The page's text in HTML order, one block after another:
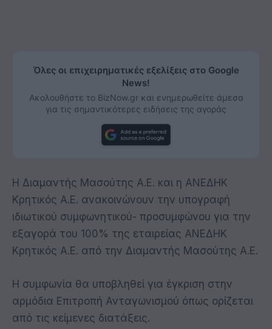
Όλες οι επιχειρηματικές εξελίξεις στο Google
News!
Ακολουθήστε το BizNow.gr και ενημερωθείτε άμεσα
για τις σημαντικότερες ειδήσεις της αγοράς
Η Διαμαντής Μασούτης Α.Ε. και η ΑΝΕΔΗΚ
Κρητικός Α.Ε. ανακοινώνουν την υπογραφή
ιδιωτικού συμφωνητικού- προσυμφώνου για την
εξαγορά του 100% της εταιρείας ΑΝΕΔΗΚ
Κρητικός Α.Ε. από την Διαμαντής Μασούτης Α.Ε.
Η συμφωνία θα υποβληθεί για έγκριση στην
αρμόδια Επιτροπή Ανταγωνισμού όπως ορίζεται
από τις κείμενες διατάξεις.